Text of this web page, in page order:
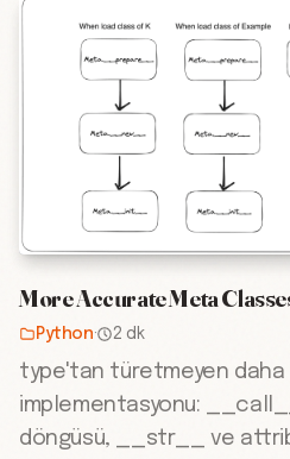
More Accurate Meta
Python· 2 dk
type'tan türetmeyen daha
implementasyonu:
döngüsü, __str__ ve